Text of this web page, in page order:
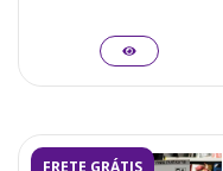
FRETE GRÁTIS